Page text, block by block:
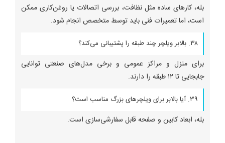
بله، کارهای ساده مثل نظافت، بررسی اتصالات یا روغن‌کاری ممکن
است، اما تعمیرات فنی باید توسط متخصص انجام شود.
۳۸. بالابر ویلچر چند طبقه را پشتیبانی می‌کند؟
برای منزل و مراکز عمومی و برخی مدل‌های صنعتی توانایی
جابجایی تا ۱۲ طبقه را دارند.
۳۹. آیا بالابر برای ویلچرهای بزرگ مناسب است؟
بله، ابعاد کابین و صفحه قابل سفارشی‌سازی است.